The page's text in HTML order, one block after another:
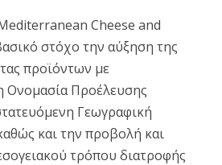
Cheese and
στόχο την αύξηση της
προϊόντων με
Ονομασία Προέλευσης
Γεωγραφική
και την προβολή και
τρόπου διατροφής